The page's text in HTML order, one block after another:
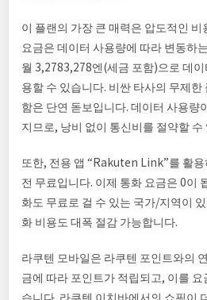
이 플랜의 가장 큰 매력은 압도적인 비
요금은 데이터 사용량에 따라 변동하
월 3,2783,278엔(세금 포함)으로 데
용할 수 있습니다. 비싼 타사의 무제한
함은 단연 돋보입니다. 데이터 사용량
지므로, 낭비 없이 통신비를 절약할 수
또한, 전용 앱 “Rakuten Link”를 활
전 무료입니다. 이제 통화 요금은 0이
화도 무료로 걸 수 있는 국가/지역이
화 비용도 대폭 절감 가능합니다.
라쿠텐 모바일은 라쿠텐 포인트와의
금에 따라 포인트가 적립되고, 이를
습니다. 라쿠텐 이치바에서의 쇼핑이